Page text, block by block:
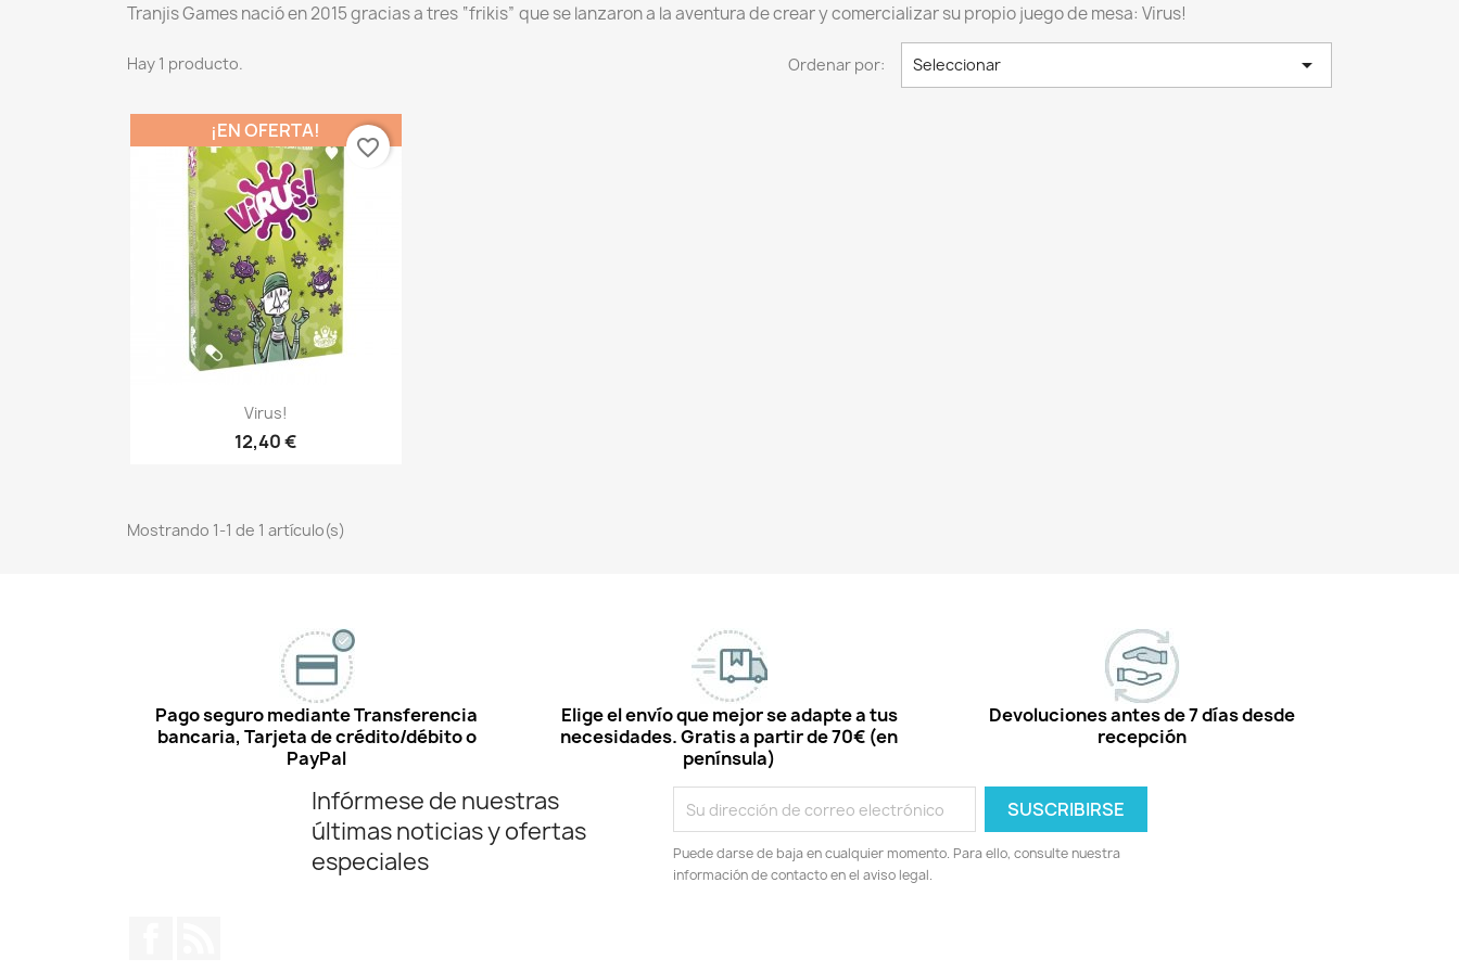
Tranjis Games nació en 2015 gracias a tres “frikis” que se lanzaron a la aventura de crear y comercializar su propio juego de mesa: Virus!
Hay 1 producto. Ordenar por: Seleccionar 
Vista rápida
Virus!
12,40 €
¡EN OFERTA!
favorite_border
Mostrando 1-1 de 1 artículo(s)
Pago seguro mediante Transferencia
bancaria, Tarjeta de crédito/débito o
PayPal
Elige el envío que mejor se adapte a tus
necesidades. Gratis a partir de 70€ (en
península)
Devoluciones antes de 7 días desde
recepción
Infórmese de nuestras
últimas noticias y ofertas
especiales
Puede darse de baja en cualquier momento. Para ello, consulte nuestra
información de contacto en el aviso legal.